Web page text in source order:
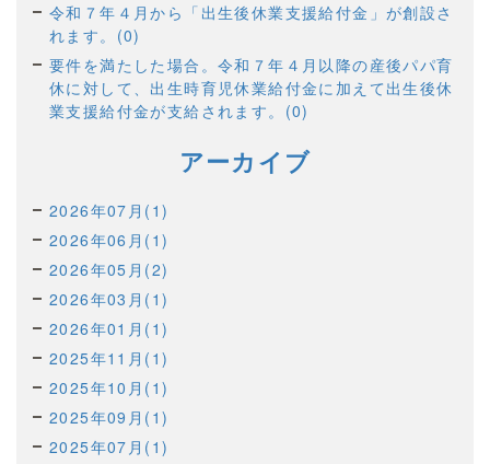
令和７年４月から「出生後休業支援給付金」が創設さ
れます。(0)
要件を満たした場合。令和７年４月以降の産後パパ育
休に対して、出生時育児休業給付金に加えて出生後休
業支援給付金が支給されます。(0)
アーカイブ
2026年07月(1)
2026年06月(1)
2026年05月(2)
2026年03月(1)
2026年01月(1)
2025年11月(1)
2025年10月(1)
2025年09月(1)
2025年07月(1)